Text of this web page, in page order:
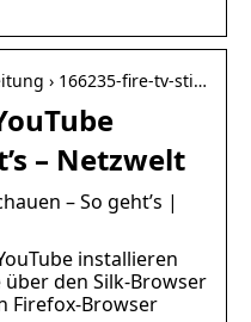
› 166235-fire-tv-sti…
– Netzwelt
– So geht’s |
installieren
über den Silk-Browser
Firefox-Browser